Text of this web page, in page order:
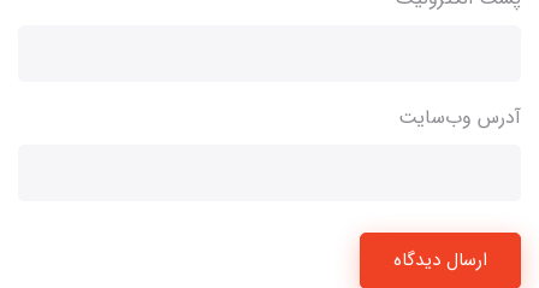
آدرس وب‌سایت
ارسال دیدگاه